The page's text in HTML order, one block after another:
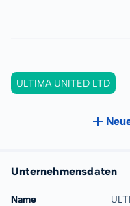
ULTIMA UNITED LTD
Unternehmensdaten
Name